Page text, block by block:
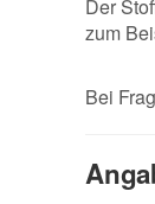
Der
zum
Bei